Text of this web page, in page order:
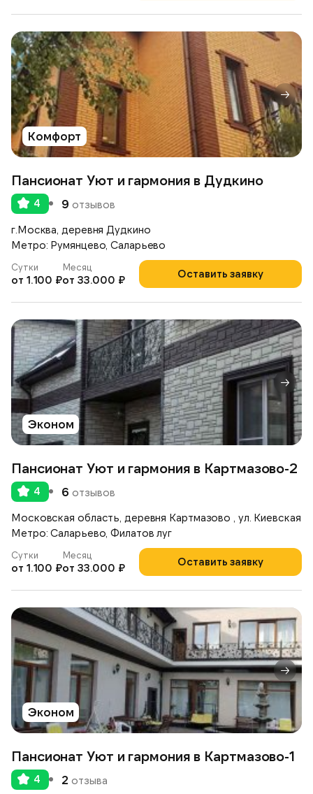
Комфорт
Пансионат Уют и гармония в Дудкино
4 9 отзывов
г.Москва, деревня Дудкино
Метро: Румянцево, Саларьево
Оставить заявку
Сутки
от 1.100 ₽
Месяц
от 33.000 ₽
Эконом
Пансионат Уют и гармония в Картмазово-2
4 6 отзывов
Московская область, деревня Картмазово , ул. Киевская
Метро: Саларьево, Филатов луг
Оставить заявку
Сутки
от 1.100 ₽
Месяц
от 33.000 ₽
Эконом
Пансионат Уют и гармония в Картмазово-1
4 2 отзыва